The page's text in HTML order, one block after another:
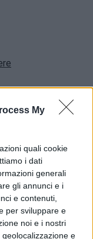
My
quali cookie
i dati
generali
gli annunci e i
e contenuti,
per sviluppare e
noi e i nostri
e
visita la